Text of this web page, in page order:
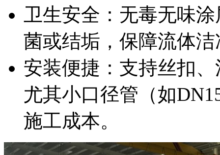
卫生安全：无毒无味
菌或结垢，保障流体
安装便捷：支持丝扣
尤其小口径管（如
施工成本。